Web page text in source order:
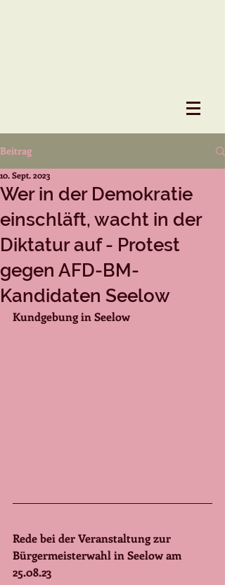
Beitrag
Wer in der Demokratie
einschläft, wacht in der
Diktatur auf - Protest
gegen AFD-BM-
Kandidaten Seelow
10. Sept. 2023
Kundgebung in Seelow
Rede bei der Veranstaltung zur
Bürgermeisterwahl in Seelow am
25.08.23